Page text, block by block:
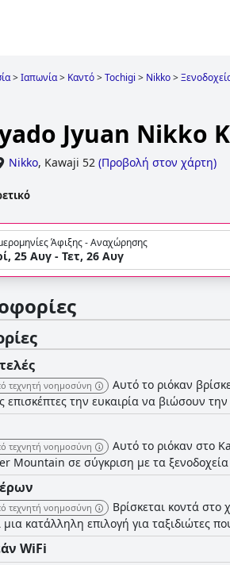
>Ιαπωνία> Καντό>Tochigi > Nikko>
Jyuan Nikko
Nikko, Kawaji 52 (Προβολή στον χάρτη)
Άφιξης - Αναχώρησης
25 Αυγ - Τετ, 26 Αυγ
τεχνητή νοημοσύνη
Αυτό το ριόκαν
επισκέπτες την ευκαιρία να βιώσουν
τεχνητή νοημοσύνη
Αυτό το ριόκαν στο
Mountain σε σύγκριση με τα
τεχνητή νοημοσύνη
Βρίσκεται κοντά στο
μια κατάλληλη επιλογή για ταξιδιώτες
WiFi